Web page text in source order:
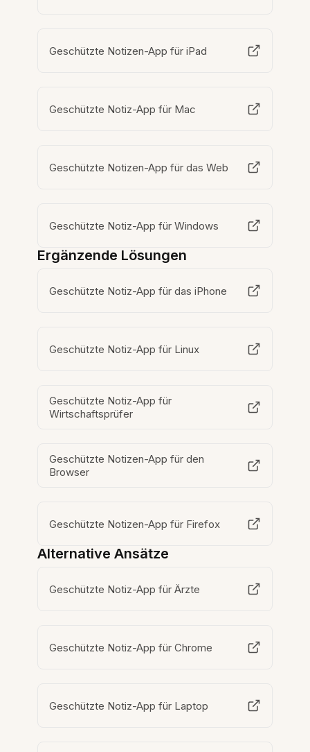
Geschützte Notizen-App für iPad
Geschützte Notiz-App für Mac
Geschützte Notizen-App für das Web
Geschützte Notiz-App für Windows
Ergänzende Lösungen
Geschützte Notiz-App für das iPhone
Geschützte Notiz-App für Linux
Geschützte Notiz-App für
Wirtschaftsprüfer
Geschützte Notizen-App für den
Browser
Geschützte Notizen-App für Firefox
Alternative Ansätze
Geschützte Notiz-App für Ärzte
Geschützte Notiz-App für Chrome
Geschützte Notiz-App für Laptop